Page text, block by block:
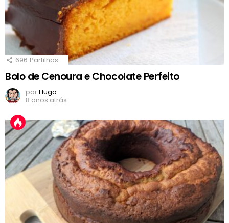
696 Partilhas
Bolo de Cenoura e Chocolate Perfeito
porHugo
8 anos atrás